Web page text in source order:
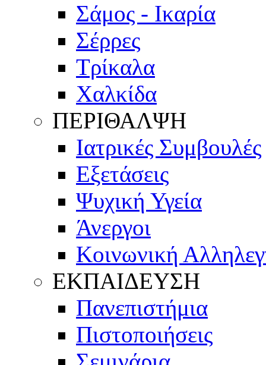
Σάμος - Ικαρία
Σέρρες
Τρίκαλα
Χαλκίδα
ΠΕΡΙΘΑΛΨΗ
Ιατρικές Συμβουλές
Εξετάσεις
Ψυχική Υγεία
Άνεργοι
Κοινωνική
ΕΚΠΑΙΔΕΥΣΗ
Πανεπιστήμια
Πιστοποιήσεις